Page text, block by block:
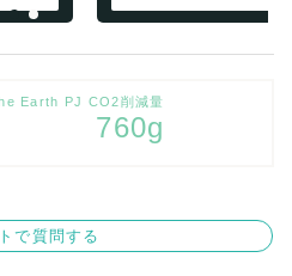
Earth PJ CO2削減量
760g
で質問する